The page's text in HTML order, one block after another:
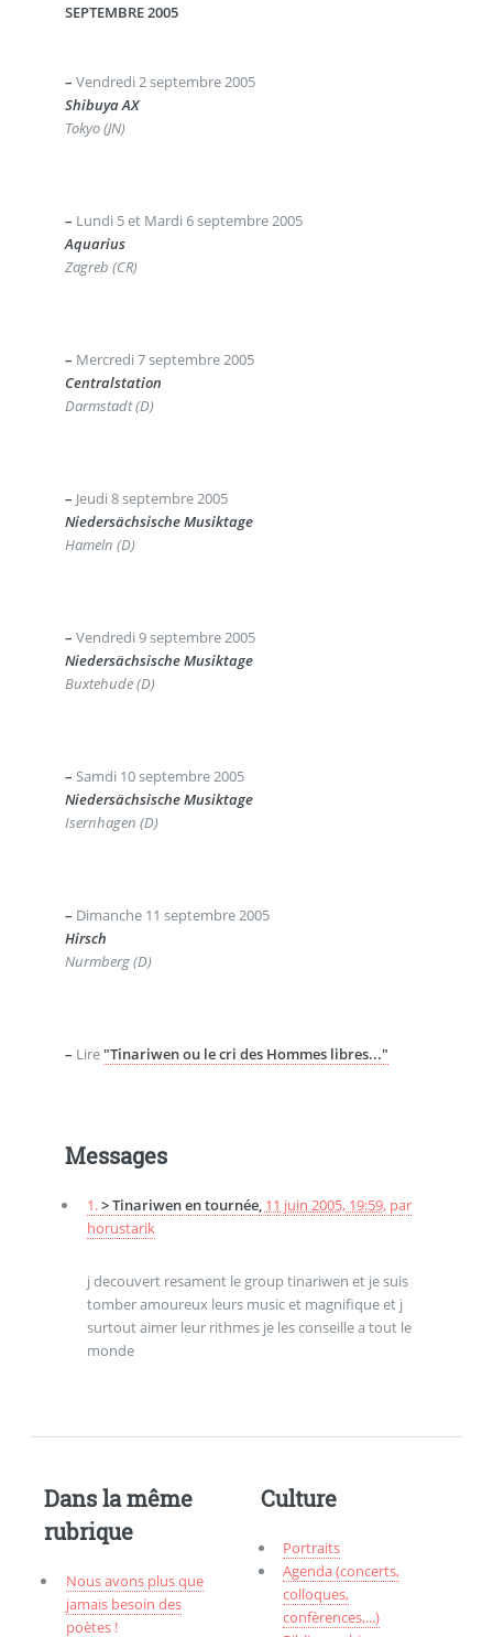
SEPTEMBRE 2005
– Vendredi 2 septembre 2005
Shibuya AX
Tokyo (JN)
– Lundi 5 et Mardi 6 septembre 2005
Aquarius
Zagreb (CR)
– Mercredi 7 septembre 2005
Centralstation
Darmstadt (D)
– Jeudi 8 septembre 2005
Niedersächsische Musiktage
Hameln (D)
– Vendredi 9 septembre 2005
Niedersächsische Musiktage
Buxtehude (D)
– Samdi 10 septembre 2005
Niedersächsische Musiktage
Isernhagen (D)
– Dimanche 11 septembre 2005
Hirsch
Nurmberg (D)
– Lire "Tinariwen ou le cri des Hommes libres..."
Messages
1.> Tinariwen en tournée, 11 juin 2005, 19:59, par
horustarik
j decouvert resament le group tinariwen et je suis
tomber amoureux leurs music et magnifique et j
surtout aimer leur rithmes je les conseille a tout le
monde
Dans la même
rubrique
Nous avons plus que
jamais besoin des
poètes !
Culture
Portraits
Agenda (concerts,
colloques,
confèrences,...)